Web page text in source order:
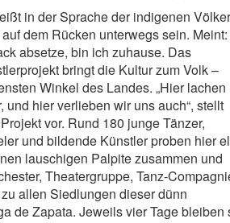
in der Sprache der indigenen
dem Rücken unterwegs sein. Meint:
absetze, bin ich zuhause. Das
bringt die Kultur zum Volk –
Winkel des Landes. „Hier lachen
und hier verlieben wir uns auch“, stellt
vor. Rund 180 junge Tänzer,
und bildende Künstler proben hier
lauschigen Palpite zusammen und
Theatergruppe, Tanz-
allen Siedlungen dieser dünn
de Zapata. Jeweils vier Tage bleiben